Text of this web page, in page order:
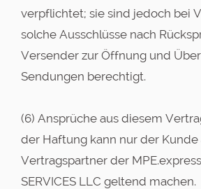
verpflichtet; sie sind jedoch bei
solche Ausschlüsse nach
Versender zur Öffnung und
Sendungen berechtigt.
(6) Ansprüche aus diesem
der Haftung kann nur der Kunde
Vertragspartner der MPE.express
SERVICES LLC geltend machen.